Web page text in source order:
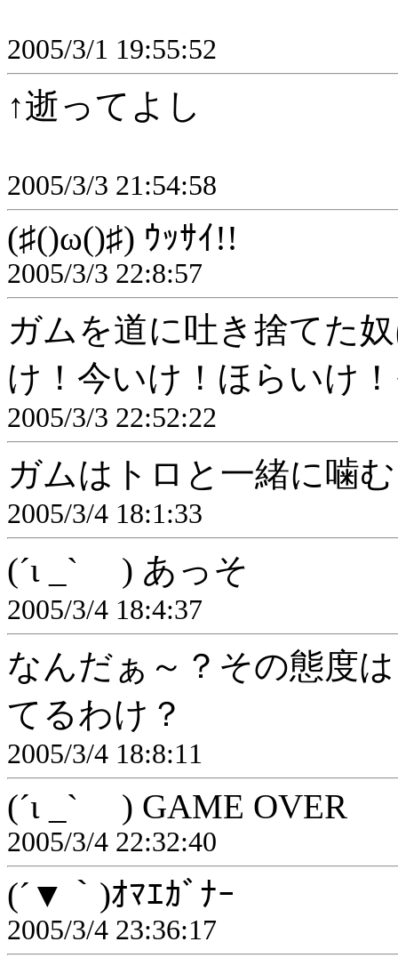
2005/3/1 19:55:52
↑逝ってよし
2005/3/3 21:54:58
(♯()ω()♯) ｳｯｻｲ!!
2005/3/3 22:8:57
ガムを道に吐き捨てた
け！今いけ！ほらいけ
2005/3/3 22:52:22
ガムはトロと一緒に噛
2005/3/4 18:1:33
(´ι _` ) あっそ
2005/3/4 18:4:37
なんだぁ～？その態度
てるわけ？
2005/3/4 18:8:11
(´ι _` ) GAME OVER
2005/3/4 22:32:40
(´▼｀)ｵﾏｴｶﾞﾅｰ
2005/3/4 23:36:17